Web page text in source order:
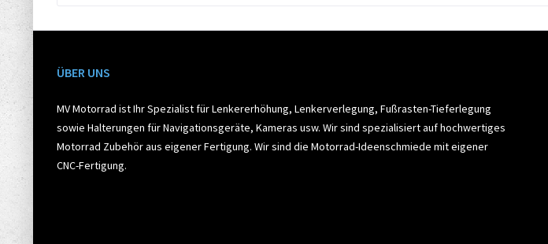
ÜBER UNS
MV Motorrad ist Ihr Spezialist für Lenkererhöhung, Lenkerverlegung, Fußrasten-Tieferlegung
sowie Halterungen für Navigationsgeräte, Kameras usw. Wir sind spezialisiert auf hochwertiges
Motorrad Zubehör aus eigener Fertigung. Wir sind die Motorrad-Ideenschmiede mit eigener
CNC-Fertigung.